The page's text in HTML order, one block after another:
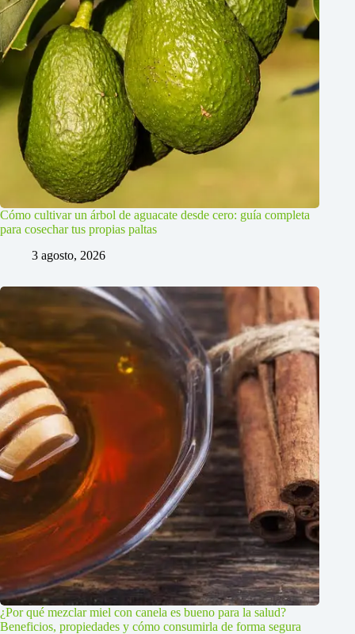
Cómo cultivar un árbol de aguacate desde cero: guía completa
para cosechar tus propias paltas
3 agosto, 2026
¿Por qué mezclar miel con canela es bueno para la salud?
Beneficios, propiedades y cómo consumirla de forma segura